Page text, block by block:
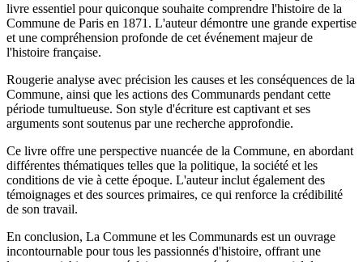
livre essentiel pour quiconque souhaite comprendre l'histoire de la
Commune de Paris en 1871. L'auteur démontre une grande expertise
et une compréhension profonde de cet événement majeur de
l'histoire française.
Rougerie analyse avec précision les causes et les conséquences de la
Commune, ainsi que les actions des Communards pendant cette
période tumultueuse. Son style d'écriture est captivant et ses
arguments sont soutenus par une recherche approfondie.
Ce livre offre une perspective nuancée de la Commune, en abordant
différentes thématiques telles que la politique, la société et les
conditions de vie à cette époque. L'auteur inclut également des
témoignages et des sources primaires, ce qui renforce la crédibilité
de son travail.
En conclusion, La Commune et les Communards est un ouvrage
incontournable pour tous les passionnés d'histoire, offrant une